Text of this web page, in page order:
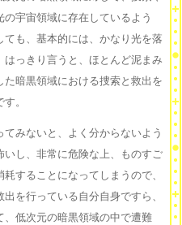
宇宙領域に存在しているよう
も、基本的には、かなり光を落
はっきり言うと、ほとんど泥まみ
暗黒領域における捜索と救出を
。
みないと、よく分からないよう
し、非常に危険な上、ものすご
することになってしまうので、
を行っている自分自身ですら、
低次元の暗黒領域の中で遭難